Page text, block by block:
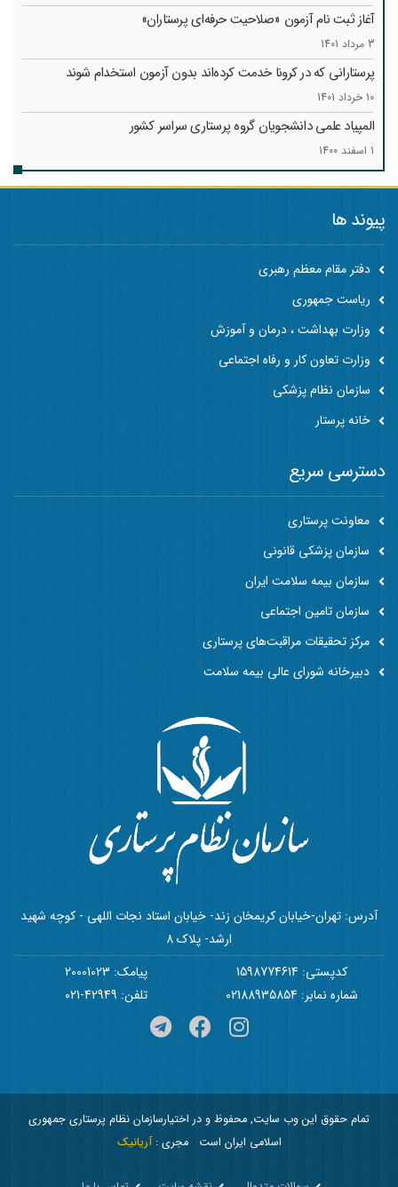
آغاز ثبت نام آزمون «صلاحیت حرفه‌ای پرستاران»
3 مرداد 1401
پرستارانی که در کرونا خدمت کرد‌ه‌اند بدون آزمون استخدام شوند
10 خرداد 1401
المپیاد علمی دانشجویان گروه پرستاری سراسر کشور
1 اسفند 1400
پیوند ها
دفتر مقام معظم رهبری
ریاست جمهوری
وزارت بهداشت ، درمان و آموزش
وزارت تعاون کار و رفاه اجتماعی
سازمان نظام پزشکی
خانه پرستار
آدرس: تهران-خیابان کریمخان زند- خیابان استاد نجات اللهی - کوچه شهید
ارشد- پلاک 8
کدپستی: 1598774614
پیامک: 20001023
شماره نمابر: 02188935854
تلفن: 42949-021
دسترسی سریع
معاونت پرستاری
سازمان پزشکی قانونی
سازمان بیمه سلامت ایران
سازمان تامین اجتماعی
مرکز تحقیقات مراقبت‌های پرستاری
دبیرخانه شورای عالی بیمه سلامت
تمام حقوق این وب سایت, محفوظ و در اختیارسازمان نظام پرستاری جمهوری
اسلامی ایران است
مجری :آریانیک